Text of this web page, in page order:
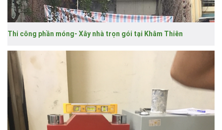
Thi công phần móng- Xây nhà trọn gói tại Khâm Thiên